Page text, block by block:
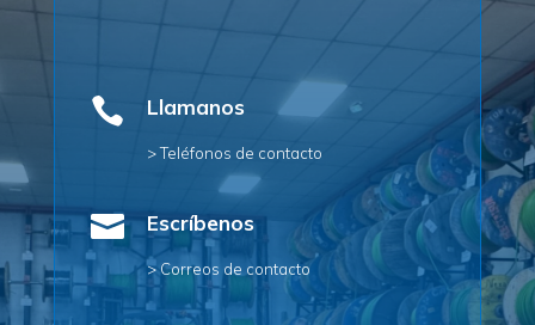
 Llamanos
> Teléfonos de contacto
 Escríbenos
> Correos de contacto